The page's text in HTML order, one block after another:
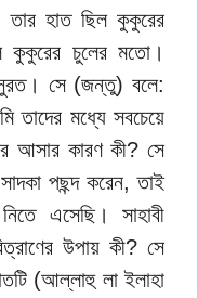
তার হাত ছিল কুকুরের
চুলের মতো।
সুরত। সে (জন্তু) বলে:
তাদের মধ্যে সবচেয়ে
আসার কারণ কী? সে
পছন্দ করেন, তাই
এসেছি। সাহাবী
উপায় কী? সে
(আল্লাহু লা ইলাহা